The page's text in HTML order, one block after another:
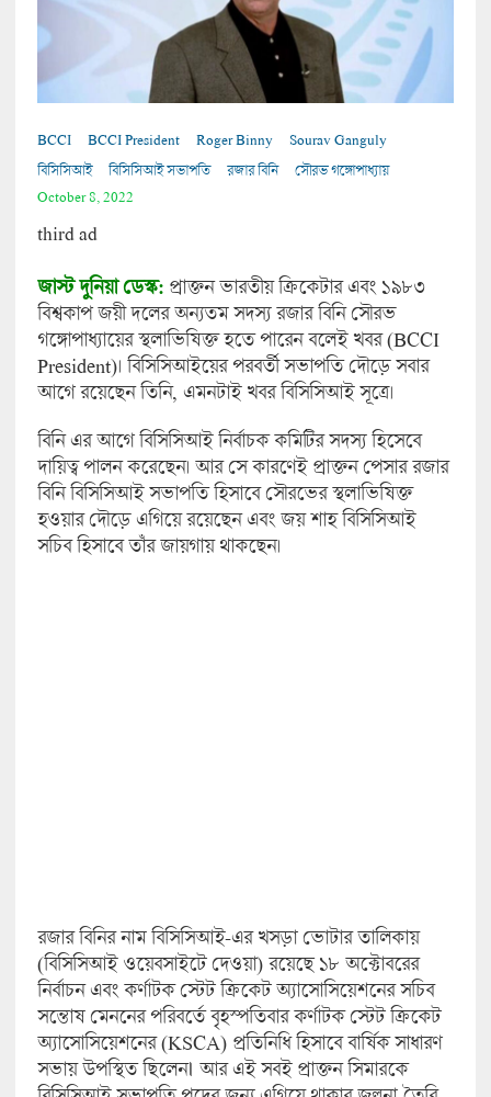
BCCI BCCI President Roger Binny
Sourav Ganguly
বিসিসিআই
বিসিসিআই সভাপতি রজার বিনি
সৌরভ গঙ্গোপাধ্যায়
October 8, 2022
third ad
জাস্ট দুনিয়া ডেস্ক:প্রাক্তন ভারতীয় ক্রিকেটার এবং ১৯৮৩
বিশ্বকাপ জয়ী দলের অন্যতম সদস্য রজার বিনি সৌরভ
গঙ্গোপাধ্যায়ের স্থলাভিষিক্ত হতে পারেন বলেই খবর (BCCI
President)। বিসিসিআইয়ের পরবর্তী সভাপতি দৌড়ে সবার
আগে রয়েছেন তিনি, এমনটাই খবর বিসিসিআই সূত্রে।
বিনি এর আগে বিসিসিআই নির্বাচক কমিটির সদস্য হিসেবে
দায়িত্ব পালন করেছেন। আর সে কারণেই প্রাক্তন পেসার রজার
বিনি বিসিসিআই সভাপতি হিসাবে সৌরভের স্থলাভিষিক্ত
হওয়ার দৌড়ে এগিয়ে রয়েছেন এবং জয় শাহ বিসিসিআই
সচিব হিসাবে তাঁর জায়গায় থাকছেন।
রজার বিনির নাম বিসিসিআই-এর খসড়া ভোটার তালিকায়
(বিসিসিআই ওয়েবসাইটে দেওয়া) রয়েছে ১৮ অক্টোবরের
নির্বাচন এবং কর্ণাটক স্টেট ক্রিকেট অ্যাসোসিয়েশনের সচিব
সন্তোষ মেননের পরিবর্তে বৃহস্পতিবার কর্ণাটক স্টেট ক্রিকেট
অ্যাসোসিয়েশনের (KSCA) প্রতিনিধি হিসাবে বার্ষিক সাধারণ
সভায় উপস্থিত ছিলে‌ন৷ আর এই সবই প্রাক্তন সিমারকে